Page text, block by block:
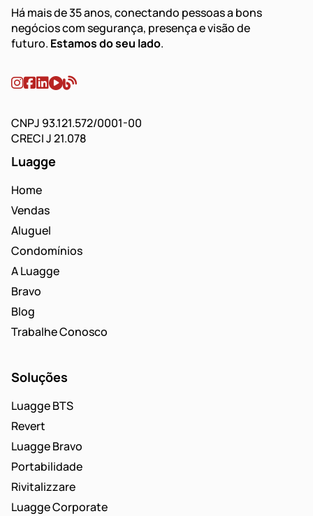
Há mais de 35 anos, conectando pessoas a bons
negócios com segurança, presença e visão de
futuro. Estamos do seu lado.
CNPJ 93.121.572/0001-00
CRECI J 21.078
Luagge
Home
Vendas
Aluguel
Condomínios
A Luagge
Bravo
Blog
Trabalhe Conosco
Soluções
Luagge BTS
Revert
Luagge Bravo
Portabilidade
Rivitalizzare
Luagge Corporate